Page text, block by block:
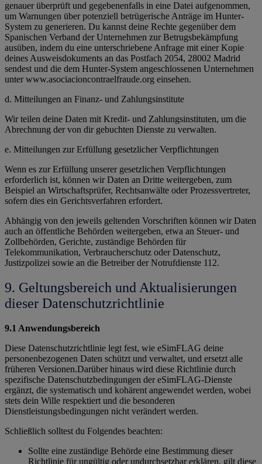
genauer überprüft und gegebenenfalls in eine Datei aufgenommen,
um Warnungen über potenziell betrügerische Anträge im Hunter-
System zu generieren. Du kannst deine Rechte gegenüber dem
Spanischen Verband der Unternehmen zur Betrugsbekämpfung
ausüben, indem du eine unterschriebene Anfrage mit einer Kopie
deines Ausweisdokuments an das Postfach 2054, 28002 Madrid
sendest und die dem Hunter-System angeschlossenen Unternehmen
unter www.asociacioncontraelfraude.org einsehen.
d. Mitteilungen an Finanz- und Zahlungsinstitute
Wir teilen deine Daten mit Kredit- und Zahlungsinstituten, um die
Abrechnung der von dir gebuchten Dienste zu verwalten.
e. Mitteilungen zur Erfüllung gesetzlicher Verpflichtungen
Wenn es zur Erfüllung unserer gesetzlichen Verpflichtungen
erforderlich ist, können wir Daten an Dritte weitergeben, zum
Beispiel an Wirtschaftsprüfer, Rechtsanwälte oder Prozessvertreter,
sofern dies ein Gerichtsverfahren erfordert.
Abhängig von den jeweils geltenden Vorschriften können wir Daten
auch an öffentliche Behörden weitergeben, etwa an Steuer- und
Zollbehörden, Gerichte, zuständige Behörden für
Telekommunikation, Verbraucherschutz oder Datenschutz,
Justizpolizei sowie an die Betreiber der Notrufdienste 112.
9. Geltungsbereich und Aktualisierungen
dieser Datenschutzrichtlinie
9.1 Anwendungsbereich
Diese Datenschutzrichtlinie legt fest, wie eSimFLAG deine
personenbezogenen Daten schützt und verwaltet, und ersetzt alle
früheren Versionen.Darüber hinaus wird diese Richtlinie durch
spezifische Datenschutzbedingungen der eSimFLAG-Dienste
ergänzt, die systematisch und kohärent angewendet werden, wobei
stets dein Wille respektiert und die besonderen
Dienstleistungsbedingungen nicht verändert werden.
Schließlich solltest du Folgendes beachten:
Sollte eine zuständige Behörde eine Bestimmung dieser
Richtlinie für ungültig oder undurchsetzbar erklären, gilt diese